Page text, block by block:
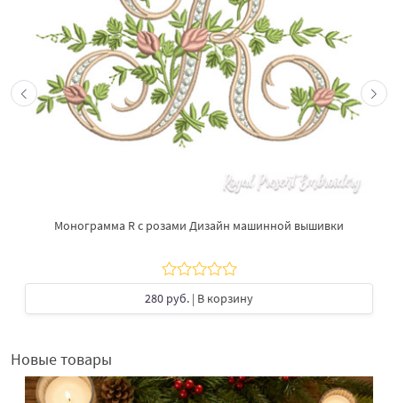
Монограмма R с розами Дизайн машинной вышивки
280 руб. | В корзину
Новые товары